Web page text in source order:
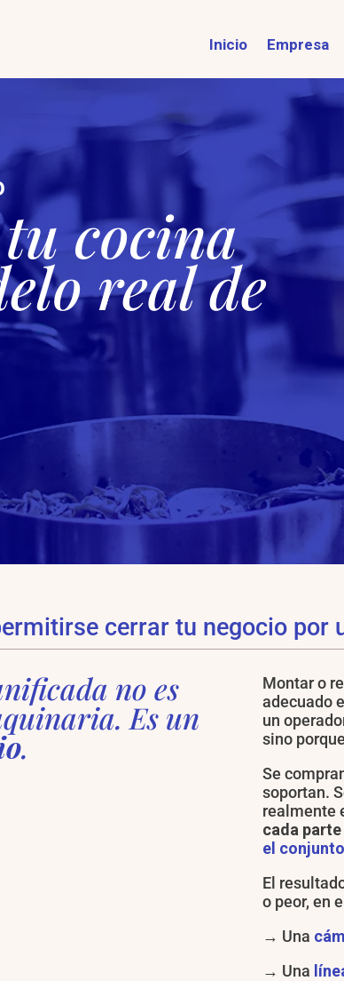
Inicio Empresa
cocina
real de
cerrar tu negocio por
no es
Es un
.
Montar o
adecuado
un
sino
Se
soportan.
realmente
cada parte
el conjunto
El
o peor, en
→ Una
→ Una